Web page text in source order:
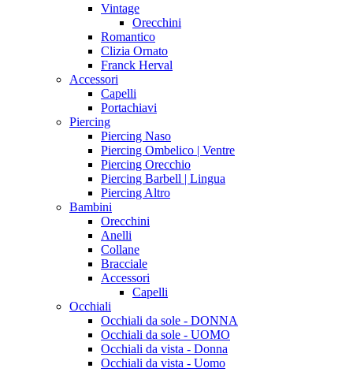
Vintage
Orecchini
Romantico
Clizia Ornato
Franck Herval
Accessori
Capelli
Portachiavi
Piercing
Piercing Naso
Piercing Ombelico | Ventre
Piercing Orecchio
Piercing Barbell | Lingua
Piercing Altro
Bambini
Orecchini
Anelli
Collane
Bracciale
Accessori
Capelli
Occhiali
Occhiali da sole - DONNA
Occhiali da sole - UOMO
Occhiali da vista - Donna
Occhiali da vista - Uomo